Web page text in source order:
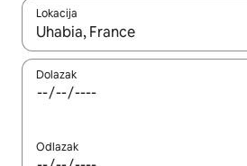
Lokacija
Kada budu dostupni rezultati, moći
Dolazak
Odlazak